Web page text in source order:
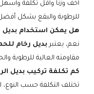
أخف وزنًا وأقل تكلفة وأسهل
للرطوبة والبقع بشكل
هل يمكن استخدام بديل
نعم، يعتبر بديل رخام
مقاومته العالية للرطوبة
كم تكلفة تركيب بديل
تختلف التكلفة حسب